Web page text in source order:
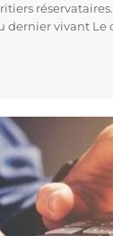
dernier vivant Le